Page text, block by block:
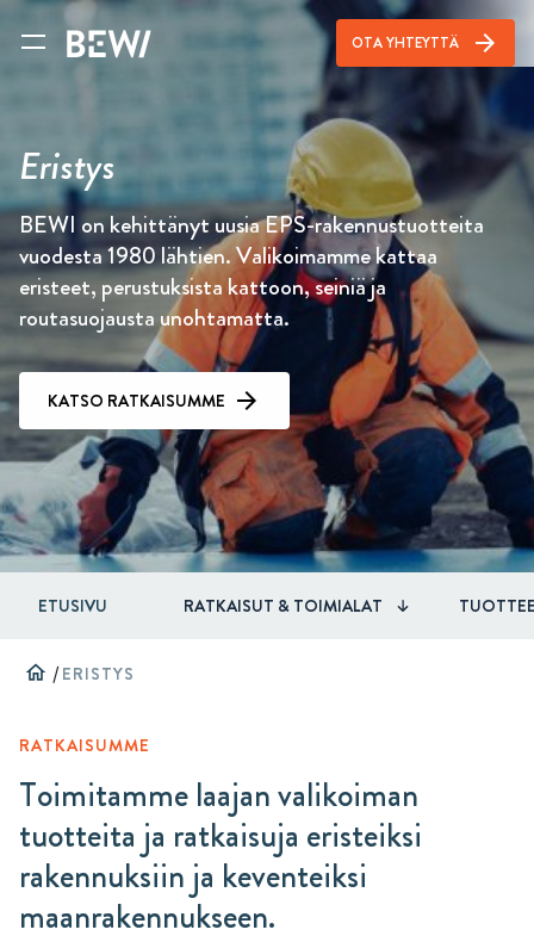
OTA YHTEYTTÄ arrow_forward
Eristys
BEWI on kehittänyt uusia EPS-rakennustuotteita
vuodesta 1980 lähtien. Valikoimamme kattaa
eristeet, perustuksista kattoon, seiniä ja
routasuojausta unohtamatta.
KATSO RATKAISUMME
ETUSIVU RATKAISUT & TOIMIALAT
home /ERISTYS
RATKAISUMME
Toimitamme laajan valikoiman
tuotteita ja ratkaisuja eristeiksi
rakennuksiin ja keventeiksi
maanrakennukseen.